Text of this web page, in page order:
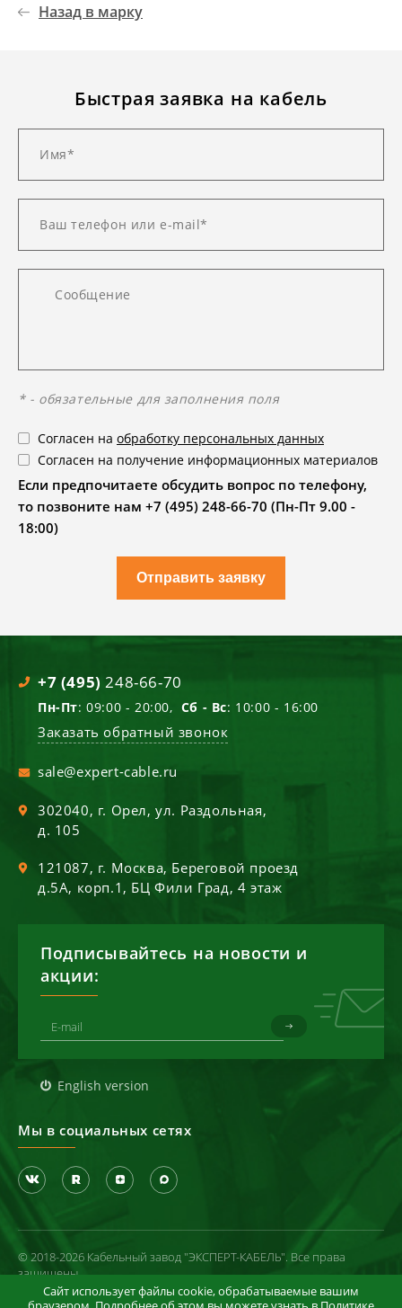
Назад в марку
Быстрая заявка на кабель
* - обязательные для заполнения поля
Согласен на обработку персональных данных
Согласен на получение информационных материалов
Если предпочитаете обсудить вопрос по телефону,
то позвоните нам +7 (495) 248-66-70 (Пн-Пт 9.00 -
18:00)
Отправить заявку
+7 (495) 248-66-70
Пн-Пт: 09:00 - 20:00, Сб - Вс: 10:00 - 16:00
Заказать обратный звонок
sale@expert-cable.ru
302040, г. Орел,ул. Раздольная,
д. 105
121087, г. Москва, Береговой проезд
д.5А, корп.1, БЦ Фили Град, 4 этаж
Подписывайтесь на новости и
акции:
English version
Мы в социальных сетях
© 2018-2026 Кабельный завод "ЭКСПЕРТ-КАБЕЛЬ". Все права
защищены
Политика конфиденциальности
Сайт использует файлы cookie, обрабатываемые вашим